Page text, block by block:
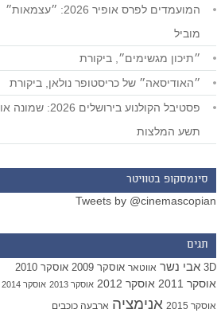
המועמדים לפרס אופיר 2026: ״עצמאות״
מוביל
״תיכון מגשימים״, ביקורת
״האודיסאה״ של כריסטופר נולאן, ביקורת
פסטיבל הקולנוע בירושלים 2026: שמונה או
תשע המלצות
סינמסקופ בטוויטר
Tweets by @cinemascopian
תגים
3D אבי נשר אווטאר אוסקר 2009 אוסקר 2010
אוסקר 2011 אוסקר 2012 אוסקר 2013 אוסקר 2014
אוסקר 2015 אנימציה ארבעה כוכבים